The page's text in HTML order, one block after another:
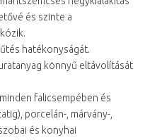
és szinte a
hatékonyságát.
könnyű eltávolítását
falicsempében és
porcelán-, márvány-,
és konyhai